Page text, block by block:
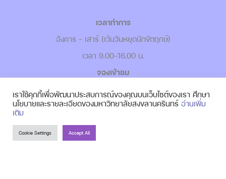
เวลาทำการ
อังคาร - เสาร์ (เว้นวันหยุดนักขัตฤกษ์)
เวลา 9.00-16.00 น.
จองเข้าชม
เข้าชมแบบ Walk in
-เข้าชมแบบหมู่คณะ
เราใช้คุกกี้เพื่อพัฒนาประสบการณ์ของคุณบนเว็บไซต์ของเรา ศึกษา
นโยบายและรายละเอียดของมหาวิทยาลัยสงขลานครินทร์ อ่านเพิ่ม
เติม
Cookie Settings Accept All